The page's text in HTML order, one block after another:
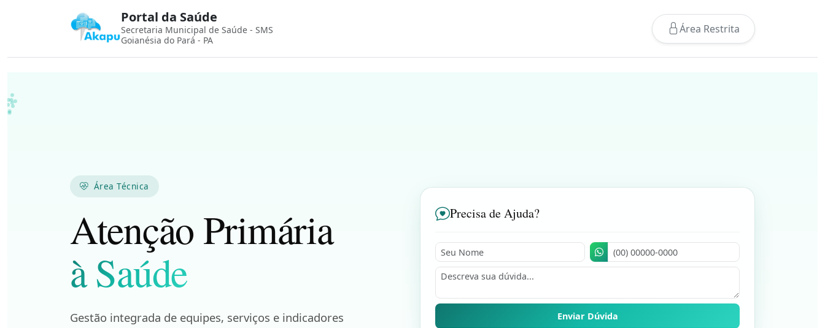
Portal da Saúde
Secretaria Municipal de Saúde - SMS
Goianésia do Pará - PA
Área Restrita
Área Técnica
Atenção Primária
à Saúde
Gestão integrada de equipes, serviços e indicadores
Precisa de Ajuda?